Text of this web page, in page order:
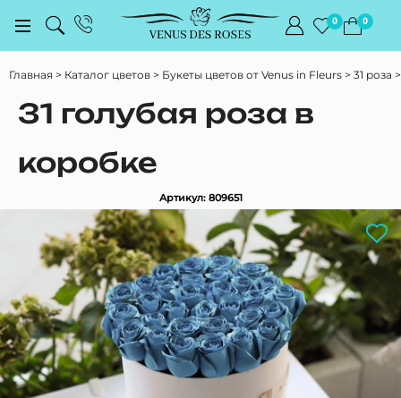
0 0
Главная Каталог цветов Букеты цветов от Venus in Fleurs 31 роза
31 голубая роза в
коробке
Артикул: 809651